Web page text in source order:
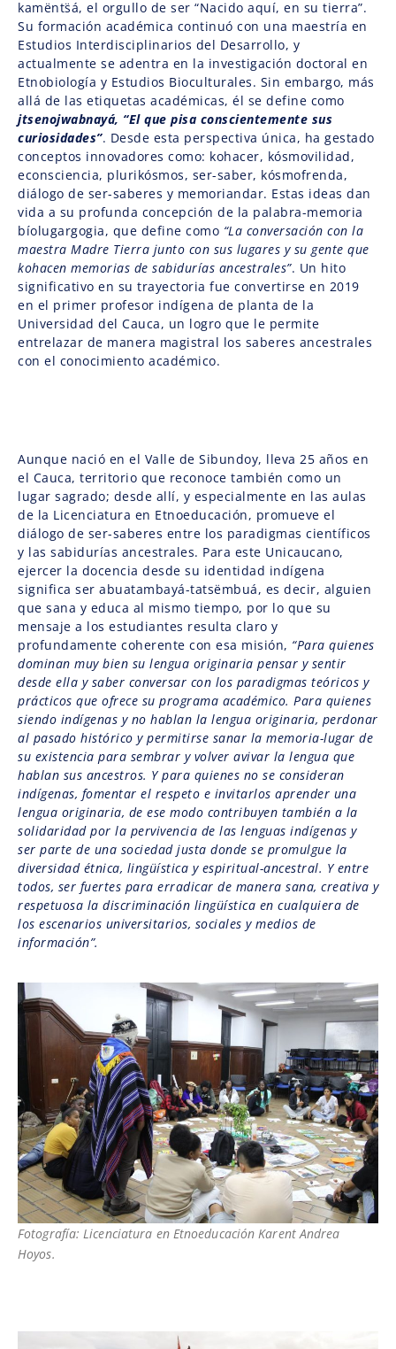
kamënts̈á, el orgullo de ser “Nacido aquí, en su tierra”.
Su formación académica continuó con una maestría en
Estudios Interdisciplinarios del Desarrollo, y
actualmente se adentra en la investigación doctoral en
Etnobiología y Estudios Bioculturales. Sin embargo, más
allá de las etiquetas académicas, él se define como
jtsenojwabnayá, “El que pisa conscientemente sus
curiosidades”. Desde esta perspectiva única, ha gestado
conceptos innovadores como: kohacer, kósmovilidad,
econsciencia, plurikósmos, ser-saber, kósmofrenda,
diálogo de ser-saberes y memoriandar. Estas ideas dan
vida a su profunda concepción de la palabra-memoria
bíolugargogia, que define como “La conversación con la
maestra Madre Tierra junto con sus lugares y su gente que
kohacen memorias de sabidurías ancestrales”. Un hito
significativo en su trayectoria fue convertirse en 2019
en el primer profesor indígena de planta de la
Universidad del Cauca, un logro que le permite
entrelazar de manera magistral los saberes ancestrales
con el conocimiento académico.
Aunque nació en el Valle de Sibundoy, lleva 25 años en
el Cauca, territorio que reconoce también como un
lugar sagrado; desde allí, y especialmente en las aulas
de la Licenciatura en Etnoeducación, promueve el
diálogo de ser-saberes entre los paradigmas científicos
y las sabidurías ancestrales. Para este Unicaucano,
ejercer la docencia desde su identidad indígena
significa ser abuatambayá-tatsëmbuá, es decir, alguien
que sana y educa al mismo tiempo, por lo que su
mensaje a los estudiantes resulta claro y
profundamente coherente con esa misión, “Para quienes
dominan muy bien su lengua originaria pensar y sentir
desde ella y saber conversar con los paradigmas teóricos y
prácticos que ofrece su programa académico. Para quienes
siendo indígenas y no hablan la lengua originaria, perdonar
al pasado histórico y permitirse sanar la memoria-lugar de
su existencia para sembrar y volver avivar la lengua que
hablan sus ancestros. Y para quienes no se consideran
indígenas, fomentar el respeto e invitarlos aprender una
lengua originaria, de ese modo contribuyen también a la
solidaridad por la pervivencia de las lenguas indígenas y
ser parte de una sociedad justa donde se promulgue la
diversidad étnica, lingüística y espiritual-ancestral. Y entre
todos, ser fuertes para erradicar de manera sana, creativa y
respetuosa la discriminación lingüística en cualquiera de
los escenarios universitarios, sociales y medios de
información”.
Fotografía: Licenciatura en Etnoeducación Karent Andrea
Hoyos.